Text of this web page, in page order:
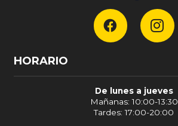
HORARIO
De lunes a jueves
Mañanas: 10:00-13:30
Tardes: 17:00-20:00